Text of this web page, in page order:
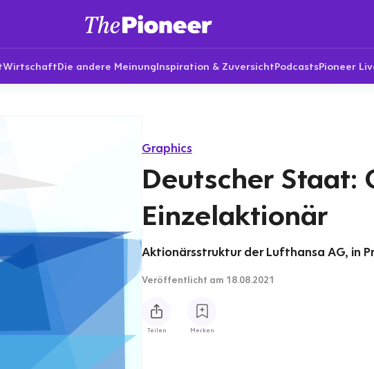
WirtschaftDie andere MeinungInspiration & ZuversichtPodcastsPioneer
Graphics
Deutscher Staat:
Einzelaktionär
Aktionärsstruktur der Lufthansa AG, in
Veröffentlicht am 18.08.2021
Teilen Merken